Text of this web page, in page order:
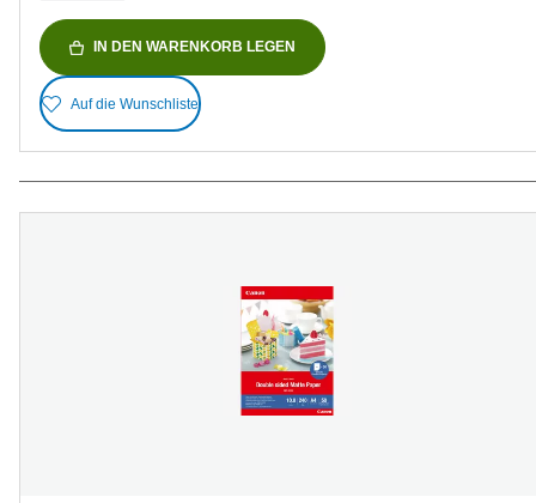
IN DEN WARENKORB LEGEN
Auf die Wunschliste